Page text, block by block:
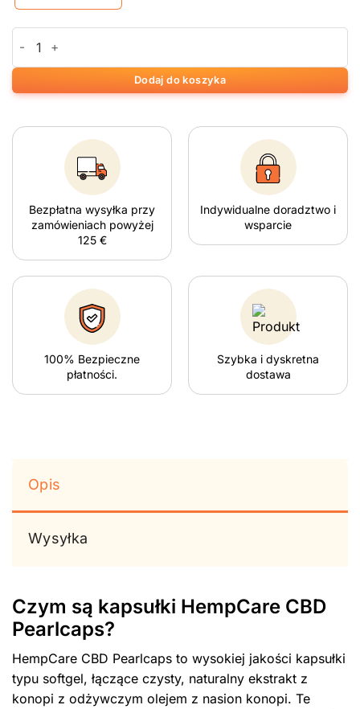
Dodaj do koszyka
Bezpłatna wysyłka przy
zamówieniach powyżej
125 €
Indywidualne doradztwo i
wsparcie
100% Bezpieczne
płatności.
Szybka i dyskretna
dostawa
Opis
Wysyłka
Czym są kapsułki HempCare CBD
Pearlcaps?
HempCare CBD Pearlcaps to wysokiej jakości kapsułki
typu softgel, łączące czysty, naturalny ekstrakt z
konopi z odżywczym olejem z nasion konopi. Te